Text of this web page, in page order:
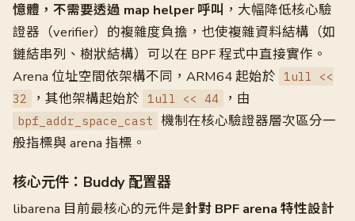
憶體，不需要透過 map helper 呼叫 ，大幅降低核心驗
證器（verifier）的複雜度負擔，也使複雜資料結構（如
鏈結串列、樹狀結構）可以在 BPF 程式中直接實作。
Arena 位址空間依架構不同，ARM64 起始於 1ull <<
32
，其他架構起始於 1ull << 44 ，由
bpf_addr_space_cast
機制在核心驗證器層次區分一
般指標與 arena 指標。
核心元件：Buddy 配置器
libarena 目前最核心的元件是針對 BPF arena 特性設計